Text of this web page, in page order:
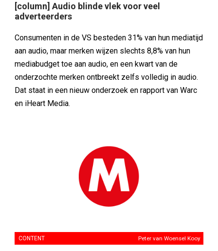
[column] Audio blinde vlek voor veel
adverteerders
Consumenten in de VS besteden 31% van hun mediatijd
aan audio, maar merken wijzen slechts 8,8% van hun
mediabudget toe aan audio, en een kwart van de
onderzochte merken ontbreekt zelfs volledig in audio.
Dat staat in een nieuw onderzoek en rapport van Warc
en iHeart Media.
CONTENT Peter van Woensel Kooy